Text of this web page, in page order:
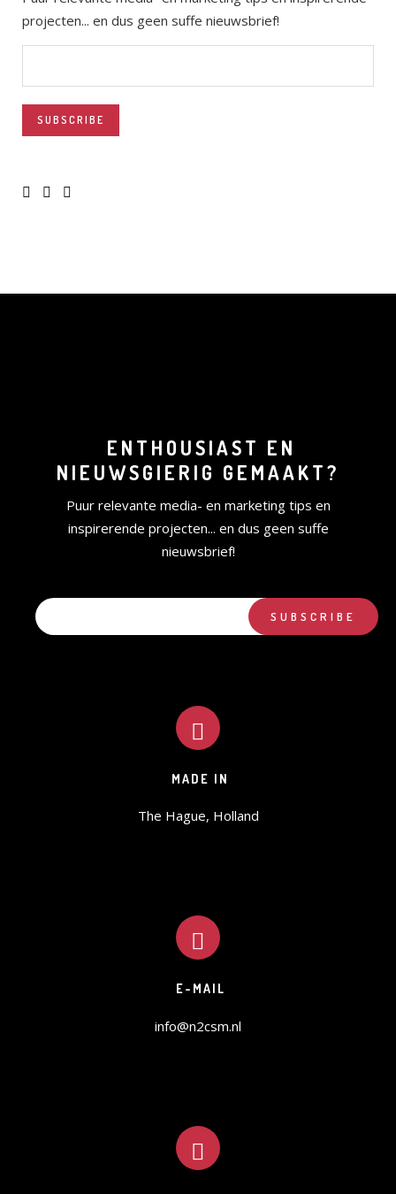
projecten... en dus geen suffe nieuwsbrief!
ENTHOUSIAST EN
NIEUWSGIERIG GEMAAKT?
Puur relevante media- en marketing tips en
inspirerende projecten... en dus geen suffe
nieuwsbrief!
MADE IN
The Hague, Holland
E-MAIL
info@n2csm.nl